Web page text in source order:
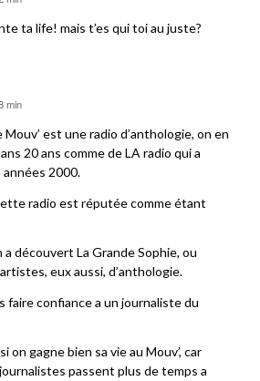
ta life! mais t’es qui toi au juste?
min
Mouv’ est une radio d’anthologie, on en
20 ans comme de LA radio qui a
2000.
radio est réputée comme étant
a découvert La Grande Sophie, ou
eux aussi, d’anthologie.
faire confiance a un journaliste du
on gagne bien sa vie au Mouv’, car
passent plus de temps a